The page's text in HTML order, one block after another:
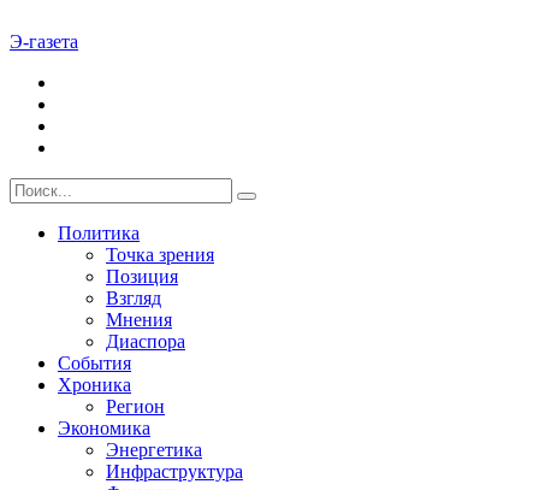
Э-газета
Политика
Точка зрения
Позиция
Взгляд
Мнения
Диаспора
События
Хроника
Регион
Экономика
Энергетика
Инфраструктура